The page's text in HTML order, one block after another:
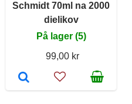
Schmidt 70ml na 2000
dielikov
På lager (5)
99,00 kr